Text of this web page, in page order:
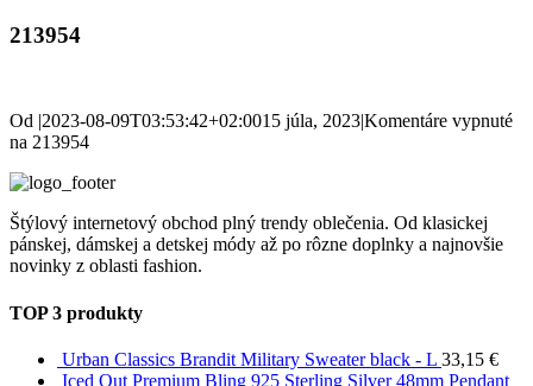
213954
Od |2023-08-09T03:53:42+02:0015 júla, 2023|Komentáre vypnuté
na 213954
Štýlový internetový obchod plný trendy oblečenia. Od klasickej
pánskej, dámskej a detskej módy až po rôzne doplnky a najnovšie
novinky z oblasti fashion.
TOP 3 produkty
Urban Classics Brandit Military Sweater black - L 33,15 €
Iced Out Premium Bling 925 Sterling Silver 48mm Pendant